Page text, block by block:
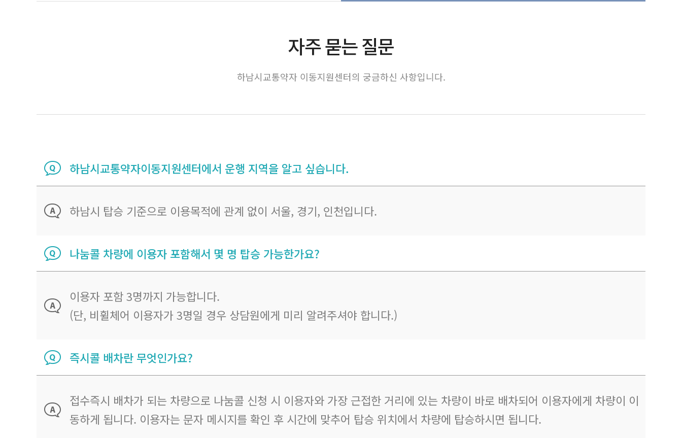
자주 묻는 질문
하남시교통약자 이동지원센터의 궁금하신 사항입니다.
하남시교통약자이동지원센터에서 운행 지역을 알고 싶습니다.
하남시 탑승 기준으로 이용목적에 관계 없이 서울, 경기, 인천입니다.
나눔콜 차량에 이용자 포함해서 몇 명 탑승 가능한가요?
이용자 포함 3명까지 가능합니다.
(단, 비휠체어 이용자가 3명일 경우 상담원에게 미리 알려주셔야 합니다.)
즉시콜 배차란 무엇인가요?
접수즉시 배차가 되는 차량으로 나눔콜 신청 시 이용자와 가장 근접한 거리에 있는 차량이 바로 배차되어 이용자에게 차량이 이
동하게 됩니다. 이용자는 문자 메시지를 확인 후 시간에 맞추어 탑승 위치에서 차량에 탑승하시면 됩니다.